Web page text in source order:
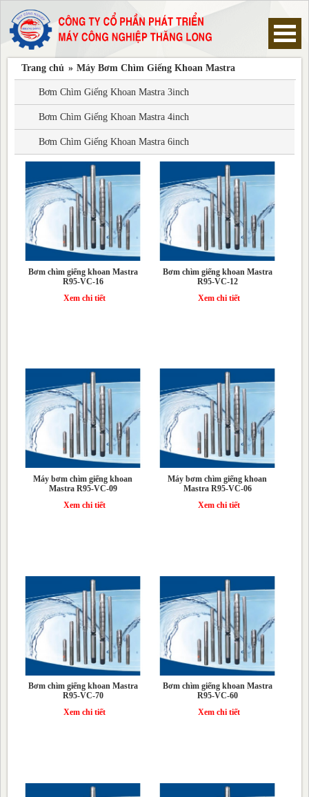
Trang chủ
Máy Bơm Chìm Giếng Khoan Pentax
Máy Bơm Chìm Giếng Khoan Ebara
Máy Bơm Chìm Giếng Khoan Franklin
Máy Bơm Chìm Giếng Khoan Mastra
Máy Bơm Chìm Giếng Khoan Sear
Máy Bơm Chìm Giếng Khoan Foras
Thông tin hữu ích
Tư vấn mua hàng
Liên hệ
Trang chủ » Máy Bơm Chìm Giếng Khoan Mastra
Bơm Chìm Giếng Khoan Mastra 3inch
Bơm Chìm Giếng Khoan Mastra 4inch
Bơm Chìm Giếng Khoan Mastra 6inch
Bơm chìm giếng khoan Mastra
R95-VC-16
Xem chi tiết
Bơm chìm giếng khoan Mastra
R95-VC-12
Xem chi tiết
Máy bơm chìm giếng khoan
Mastra R95-VC-09
Xem chi tiết
Máy bơm chìm giếng khoan
Mastra R95-VC-06
Xem chi tiết
Bơm chìm giếng khoan Mastra
R95-VC-70
Xem chi tiết
Bơm chìm giếng khoan Mastra
R95-VC-60
Xem chi tiết